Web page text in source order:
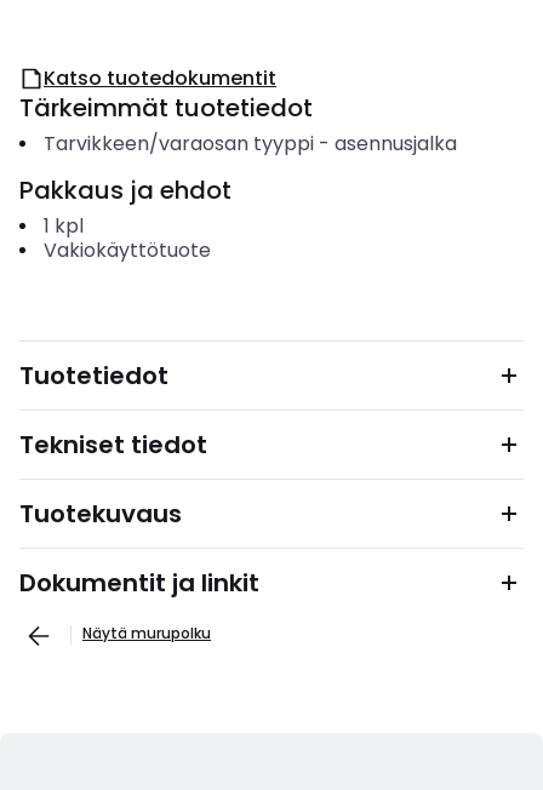
Katso tuotedokumentit
Tärkeimmät tuotetiedot
Tarvikkeen/varaosan tyyppi- asennusjalka
Pakkaus ja ehdot
1 kpl
Vakiokäyttötuote
Tuotetiedot
Tekniset tiedot
Tuotekuvaus
Dokumentit ja linkit
Näytä murupolku